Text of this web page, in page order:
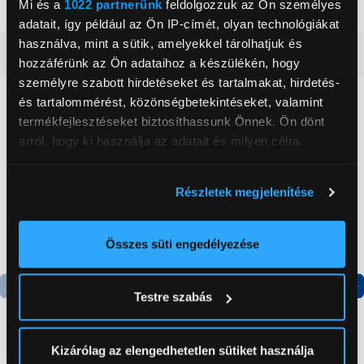
Mi és a 1022 partnerünk feldolgozzuk az Ön személyes
adatait, így például az Ön IP-címét, olyan technológiákat
használva, mint a sütik, amelyekkel tárolhatjuk és
hozzáférünk az Ön adataihoz a készülékén, hogy
személyre szabott hirdetéseket és tartalmakat, hirdetés-
és tartalommérést, közönségbetekintéseket, valamint
termékfejlesztéseket biztosíthassunk Önnek. Ön dönt
arról, hogy ki használja az adatait és milyen célra.
elhelyezkedéséről pár méteres pontossággal
Az Ön készülékén beazonosítása annak konkrét
módjairól és adja meg preferenciáit aRészletek
pontban. Bármikor módosíthatja vagy visszavonhatja a
Sütinyilatkozathoz való hozzájárulását.
Részletek megjelenítése
Összes süti engedélyezése
Testre szabás
Kizárólag az elengedhetetlen sütiket használja
Űrtartalom 4,2 l
Részletes ismertető
Neked ajánljuk